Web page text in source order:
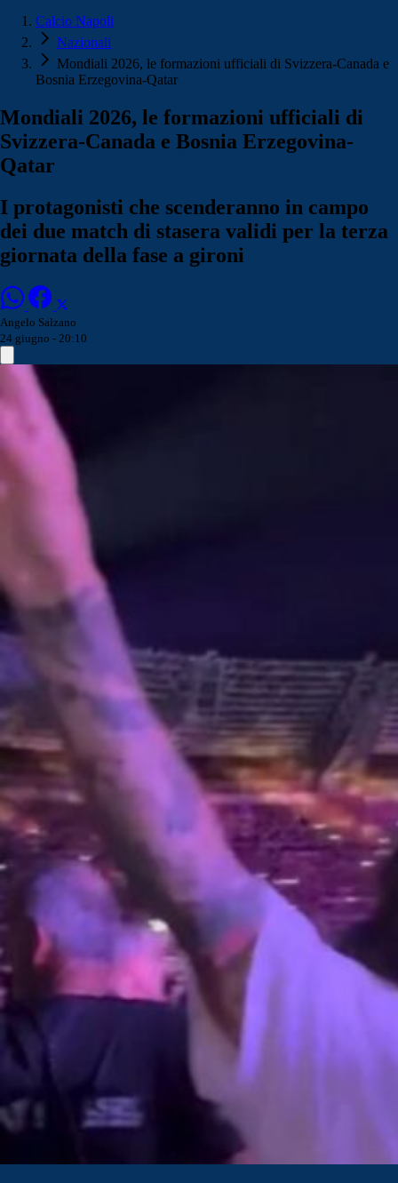
Calcio Napoli
Nazionali
Mondiali 2026, le formazioni ufficiali di Svizzera-Canada e
Bosnia Erzegovina-Qatar
Mondiali 2026, le formazioni ufficiali di
Svizzera-Canada e Bosnia Erzegovina-
Qatar
I protagonisti che scenderanno in campo
dei due match di stasera validi per la terza
giornata della fase a gironi
Angelo Salzano
24 giugno - 20:10